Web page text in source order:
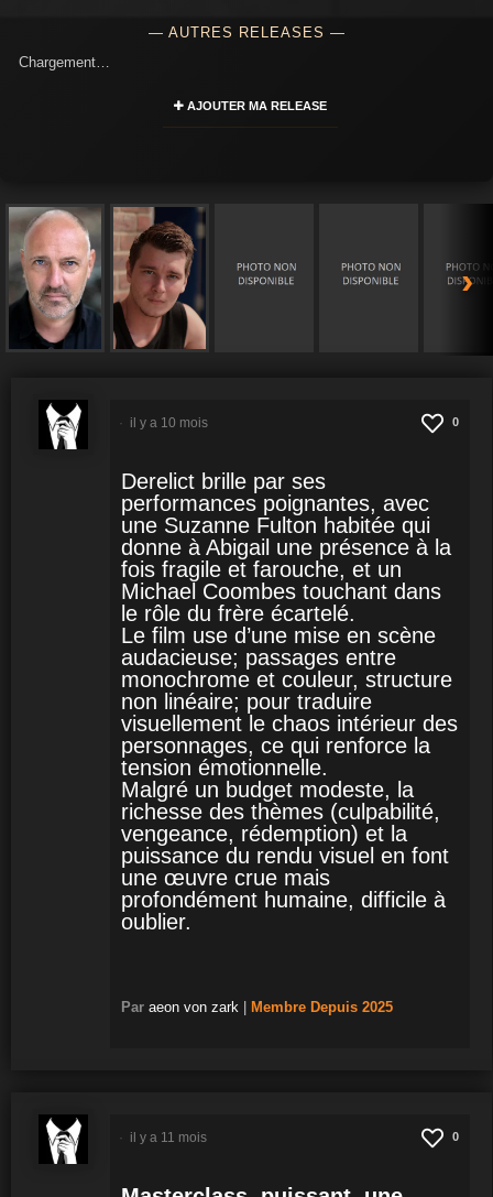
— AUTRES RELEASES —
Chargement…
AJOUTER MA RELEASE
›
0
Derelict brille par ses
performances poignantes, avec
une Suzanne Fulton habitée qui
donne à Abigail une présence à la
fois fragile et farouche, et un
Michael Coombes touchant dans
le rôle du frère écartelé.
Le film use d’une mise en scène
audacieuse; passages entre
monochrome et couleur, structure
non linéaire; pour traduire
visuellement le chaos intérieur des
personnages, ce qui renforce la
tension émotionnelle.
Malgré un budget modeste, la
richesse des thèmes (culpabilité,
vengeance, rédemption) et la
puissance du rendu visuel en font
une œuvre crue mais
profondément humaine, difficile à
oublier.
Par aeon von zark Membre Depuis 2025
il y a 10 mois
0
il y a 11 mois